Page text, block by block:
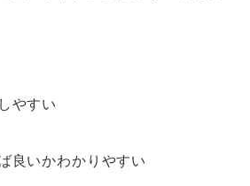
やすい
良いかわかりやすい